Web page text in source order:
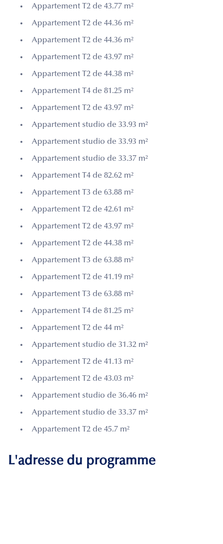
Appartement T2 de 43.77 m²
Appartement T2 de 44.36 m²
Appartement T2 de 44.36 m²
Appartement T2 de 43.97 m²
Appartement T2 de 44.38 m²
Appartement T4 de 81.25 m²
Appartement T2 de 43.97 m²
Appartement studio de 33.93 m²
Appartement studio de 33.93 m²
Appartement studio de 33.37 m²
Appartement T4 de 82.62 m²
Appartement T3 de 63.88 m²
Appartement T2 de 42.61 m²
Appartement T2 de 43.97 m²
Appartement T2 de 44.38 m²
Appartement T3 de 63.88 m²
Appartement T2 de 41.19 m²
Appartement T3 de 63.88 m²
Appartement T4 de 81.25 m²
Appartement T2 de 44 m²
Appartement studio de 31.32 m²
Appartement T2 de 41.13 m²
Appartement T2 de 43.03 m²
Appartement studio de 36.46 m²
Appartement studio de 33.37 m²
Appartement T2 de 45.7 m²
L'adresse du programme